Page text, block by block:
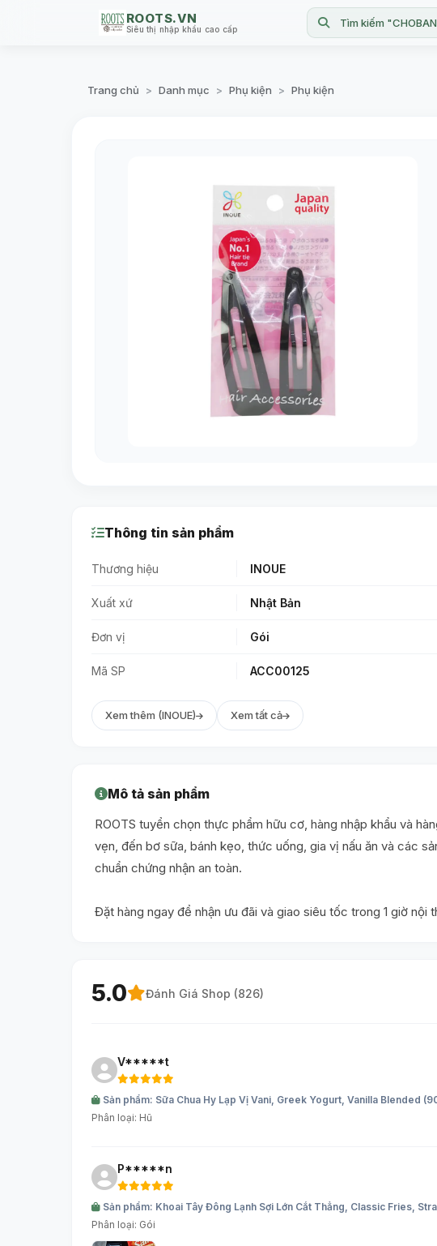
ROOTS.VN
Siêu thị nhập khẩu cao cấp Tìm kiếm
Trang chủ > Danh mục > Phụ kiện > Phụ kiện
Thông tin sản phẩm
Thương hiệu INOUE
Xuất xứ Nhật Bản
Đơn vị Gói
Mã SP ACC00125
Xem thêm (INOUE) Xem tất cả
Mô tả sản phẩm
ROOTS tuyển chọn thực phẩm hữu cơ, hàng nhập khẩu và
vẹn, đến bơ sữa, bánh kẹo, thức uống, gia vị nấu ăn và các
chuẩn chứng nhận an toàn.
Đặt hàng ngay để nhận ưu đãi và giao siêu tốc trong 1 giờ nội
5.0 Đánh Giá Shop (826)
V*****t
Sản phẩm: Sữa Chua Hy Lạp Vị Vani, Greek Yogurt, Vanilla Blended
Phân loại: Hũ
P*****n
Sản phẩm: Khoai Tây Đông Lạnh Sợi Lớn Cắt Thẳng, Classic Fries,
Phân loại: Gói